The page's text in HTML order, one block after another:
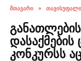
ᲛᲗᲐᲕᲐᲠᲘ »
დასაქმების
კონკურსს